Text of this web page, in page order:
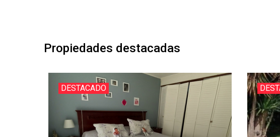
Propiedades destacadas
DESTACADO